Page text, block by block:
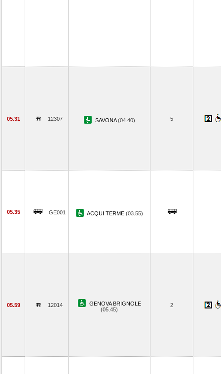
05.31 12307 SAVONA(04.40) 5
05.35 GE001 ACQUI TERME (03.55)
05.59 12014
GENOVA BRIGNOLE
(05.45)
2